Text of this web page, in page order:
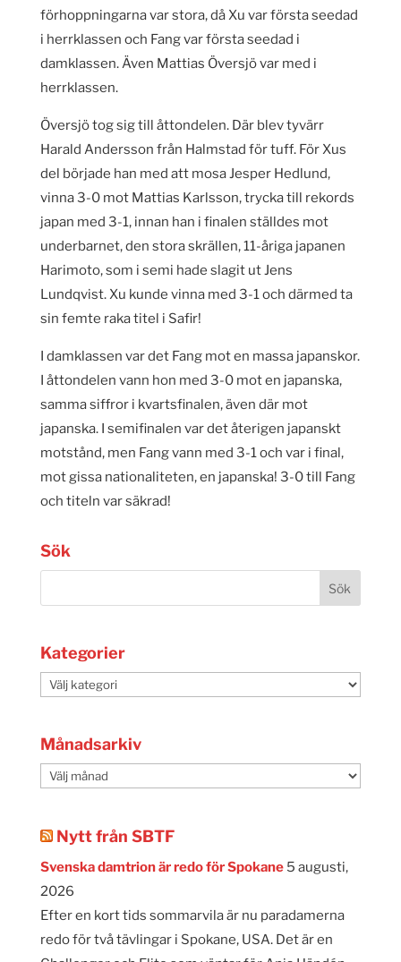
förhoppningarna var stora, då Xu var första seedad
i herrklassen och Fang var första seedad i
damklassen. Även Mattias Översjö var med i
herrklassen.
Översjö tog sig till åttondelen. Där blev tyvärr
Harald Andersson från Halmstad för tuff. För Xus
del började han med att mosa Jesper Hedlund,
vinna 3-0 mot Mattias Karlsson, trycka till rekords
japan med 3-1, innan han i finalen ställdes mot
underbarnet, den stora skrällen, 11-åriga japanen
Harimoto, som i semi hade slagit ut Jens
Lundqvist. Xu kunde vinna med 3-1 och därmed ta
sin femte raka titel i Safir!
I damklassen var det Fang mot en massa japanskor.
I åttondelen vann hon med 3-0 mot en japanska,
samma siffror i kvartsfinalen, även där mot
japanska. I semifinalen var det återigen japanskt
motstånd, men Fang vann med 3-1 och var i final,
mot gissa nationaliteten, en japanska! 3-0 till Fang
och titeln var säkrad!
Sök
Kategorier
Kategorier
Månadsarkiv
Månadsarkiv
Nytt från SBTF
Svenska damtrion är redo för Spokane 5 augusti,
2026
Efter en kort tids sommarvila är nu paradamerna
redo för två tävlingar i Spokane, USA. Det är en